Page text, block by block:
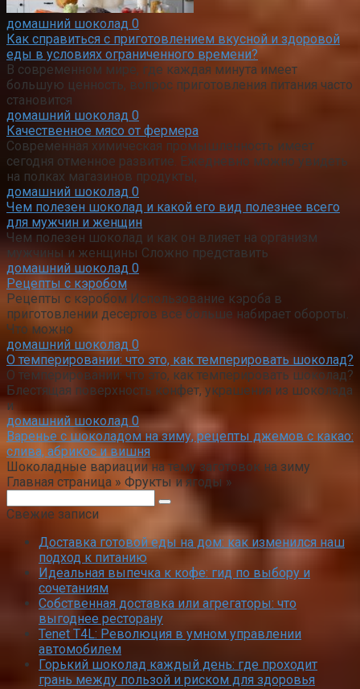
домашний шоколад 0
Как справиться с приготовлением вкусной и здоровой
еды в условиях ограниченного времени?
В современном мире, где каждая минута имеет
большую ценность, вопрос приготовления питания часто
становится
домашний шоколад 0
Качественное мясо от фермера
Современная химическая промышленность имеет
сегодня отменное развитие. Ежедневно можно увидеть
на полках магазинов продукты,
домашний шоколад 0
Чем полезен шоколад и какой его вид полезнее всего
для мужчин и женщин
Чем полезен шоколад и как он влияет на организм
мужчины и женщины Сложно представить
домашний шоколад 0
Рецепты с кэробом
Рецепты с кэробом Использование кэроба в
приготовлении десертов все больше набирает обороты.
Что можно
домашний шоколад 0
О темперировании: что это, как темперировать шоколад?
О темперировании: что это, как темперировать шоколад?
Блестящая поверхность конфет, украшения из шоколада
и
домашний шоколад 0
Варенье с шоколадом на зиму, рецепты джемов с какао:
слива, абрикос и вишня
Шоколадные вариации на тему заготовок на зиму
Главная страница » Фрукты и ягоды »
Свежие записи
Доставка готовой еды на дом: как изменился наш
подход к питанию
Идеальная выпечка к кофе: гид по выбору и
сочетаниям
Собственная доставка или агрегаторы: что
выгоднее ресторану
Tenet T4L: Революция в умном управлении
автомобилем
Горький шоколад каждый день: где проходит
грань между пользой и риском для здоровья